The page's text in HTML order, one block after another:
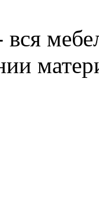
вся